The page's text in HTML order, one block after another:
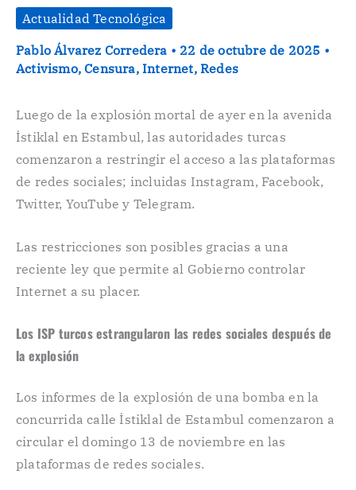
Actualidad Tecnológica
Pablo Álvarez Corredera • 22 de octubre de 2025 •
Activismo,Censura,Internet,Redes
Luego de la explosión mortal de ayer en la avenida
İstiklal en Estambul, las autoridades turcas
comenzaron a restringir el acceso a las plataformas
de redes sociales; incluidas Instagram, Facebook,
Twitter, YouTube y Telegram.
Las restricciones son posibles gracias a una
reciente ley que permite al Gobierno controlar
Internet a su placer.
Los ISP turcos estrangularon las redes sociales después de
la explosión
Los informes de la explosión de una bomba en la
concurrida calle İstiklal de Estambul comenzaron a
circular el domingo 13 de noviembre en las
plataformas de redes sociales.